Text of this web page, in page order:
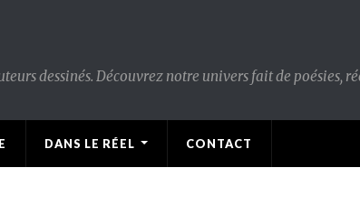
dessinés. Découvrez notre univers fait de poésies,
DANS LE RÉEL CONTACT